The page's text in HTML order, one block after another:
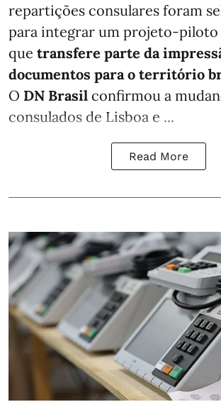
repartições consulares foram
para integrar um projeto-
que transfere parte da
documentos para o território
O DN Brasil confirmou a
consulados de Lisboa e ...
Read More